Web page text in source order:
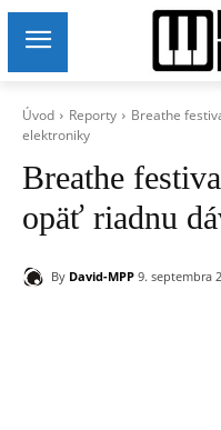
Úvod Reporty
Breathe
elektroniky
Breathe
opäť riadnu
By David-MPP 9. septembra